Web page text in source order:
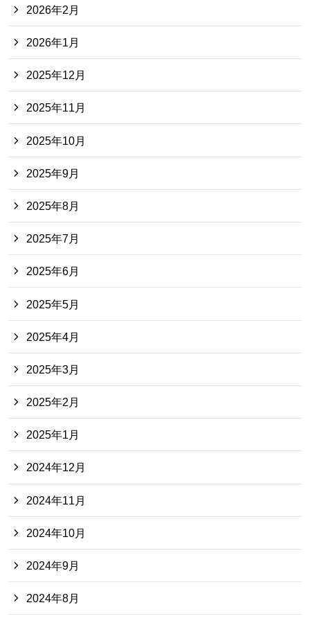
2026年2月
2026年1月
2025年12月
2025年11月
2025年10月
2025年9月
2025年8月
2025年7月
2025年6月
2025年5月
2025年4月
2025年3月
2025年2月
2025年1月
2024年12月
2024年11月
2024年10月
2024年9月
2024年8月